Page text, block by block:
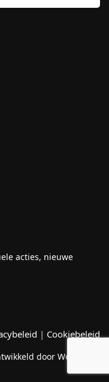
acties, nieuwe
| Cookiebeleid
door Webzuiver